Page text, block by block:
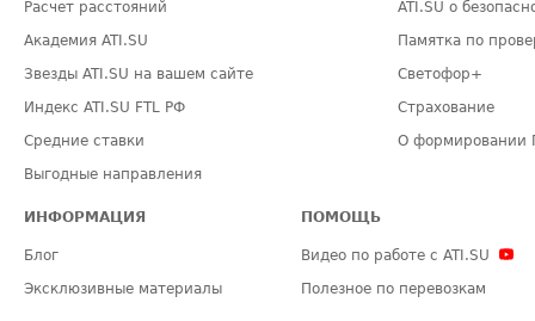
Расчет расстояний
Академия ATI.SU
Звезды ATI.SU на вашем сайте
Индекс ATI.SU FTL РФ
Средние ставки
Выгодные направления
ATI.SU о
Памятка по
Светофор+
Страхование
О формировании
ИНФОРМАЦИЯ
Блог
Эксклюзивные материалы
ПОМОЩЬ
Видео по работе с ATI.SU
Полезное по перевозкам